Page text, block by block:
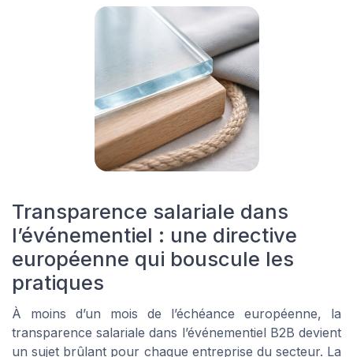
Transparence salariale dans
l’événementiel : une directive
européenne qui bouscule les
pratiques
À moins d’un mois de l’échéance européenne, la
transparence salariale dans l’événementiel B2B devient
un sujet brûlant pour chaque entreprise du secteur. La